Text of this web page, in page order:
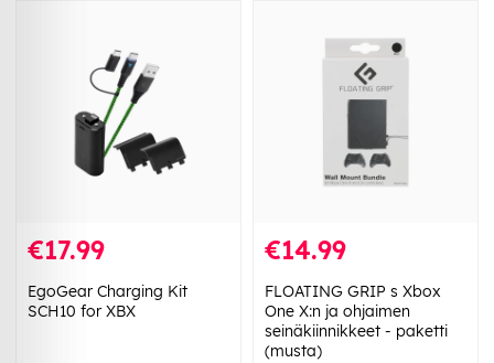
€17.99
EgoGear Charging Kit
SCH10 for XBX
€14.99
FLOATING GRIP s Xbox
One X:n ja ohjaimen
seinäkiinnikkeet - paketti
(musta)